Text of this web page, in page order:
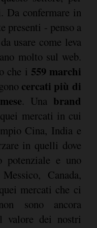
Da confermare in
presenti - penso a
usare come leva
molto sul web.
che i 559 marchi
cercati più di
. Una brand
mercati in cui
Cina, India e
in quelli dove
potenziale e uno
Canada,
mercati che ci
sono ancora
valore dei nostri